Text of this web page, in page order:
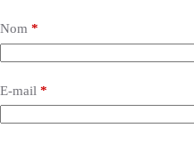
Nom *
E-mail *